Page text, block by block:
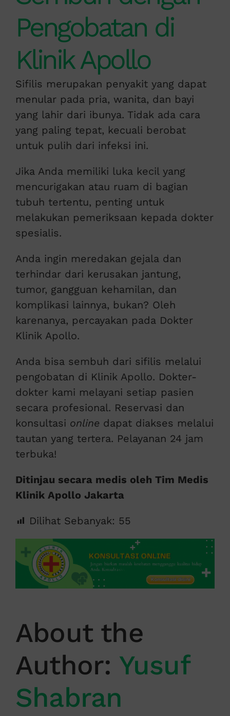
Pengobatan di
Klinik Apollo
Sifilis merupakan penyakit yang dapat
menular pada pria, wanita, dan bayi
yang lahir dari ibunya. Tidak ada cara
yang paling tepat, kecuali berobat
untuk pulih dari infeksi ini.
Jika Anda memiliki luka kecil yang
mencurigakan atau ruam di bagian
tubuh tertentu, penting untuk
melakukan pemeriksaan kepada dokter
spesialis.
Anda ingin meredakan gejala dan
terhindar dari kerusakan jantung,
tumor, gangguan kehamilan, dan
komplikasi lainnya, bukan? Oleh
karenanya, percayakan pada Dokter
Klinik Apollo.
Anda bisa sembuh dari sifilis melalui
pengobatan di Klinik Apollo. Dokter-
dokter kami melayani setiap pasien
secara profesional. Reservasi dan
konsultasi online dapat diakses melalui
tautan yang tertera. Pelayanan 24 jam
terbuka!
Ditinjau secara medis oleh Tim Medis
Klinik Apollo Jakarta
Dilihat Sebanyak: 55
About the
Author: Yusuf
Shabran